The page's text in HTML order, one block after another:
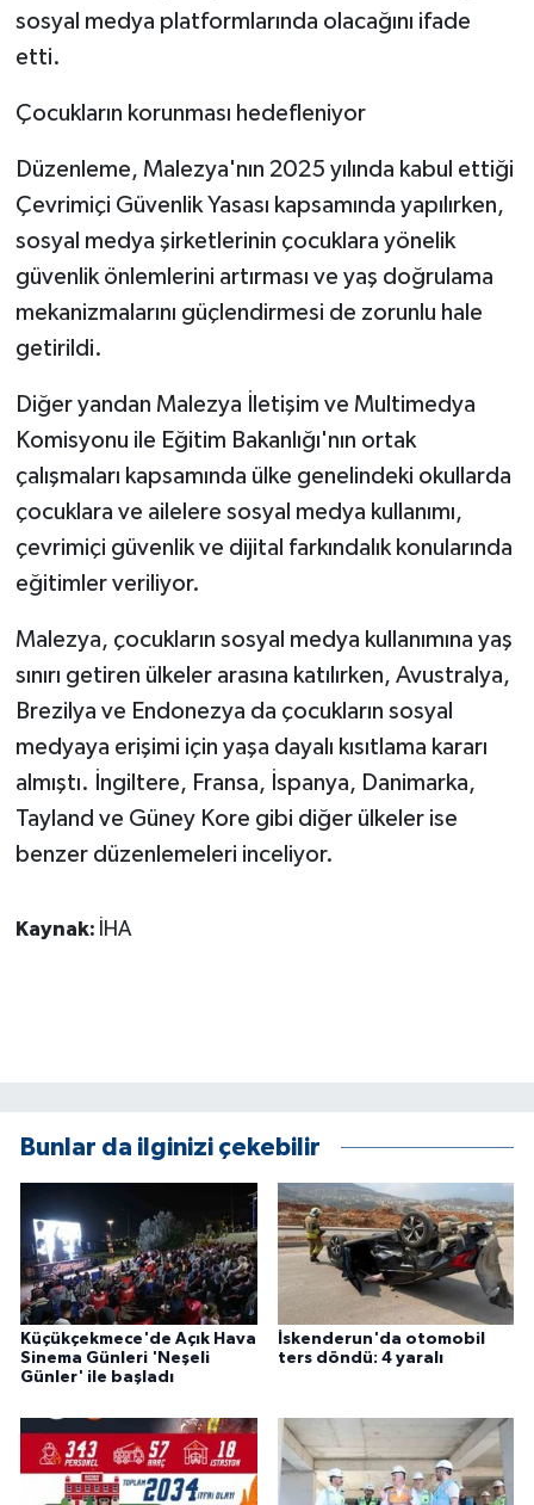
sosyal medya platformlarında olacağını ifade
etti.
Çocukların korunması hedefleniyor
Düzenleme, Malezya'nın 2025 yılında kabul ettiği
Çevrimiçi Güvenlik Yasası kapsamında yapılırken,
sosyal medya şirketlerinin çocuklara yönelik
güvenlik önlemlerini artırması ve yaş doğrulama
mekanizmalarını güçlendirmesi de zorunlu hale
getirildi.
Diğer yandan Malezya İletişim ve Multimedya
Komisyonu ile Eğitim Bakanlığı'nın ortak
çalışmaları kapsamında ülke genelindeki okullarda
çocuklara ve ailelere sosyal medya kullanımı,
çevrimiçi güvenlik ve dijital farkındalık konularında
eğitimler veriliyor.
Malezya, çocukların sosyal medya kullanımına yaş
sınırı getiren ülkeler arasına katılırken, Avustralya,
Brezilya ve Endonezya da çocukların sosyal
medyaya erişimi için yaşa dayalı kısıtlama kararı
almıştı. İngiltere, Fransa, İspanya, Danimarka,
Tayland ve Güney Kore gibi diğer ülkeler ise
benzer düzenlemeleri inceliyor.
Kaynak: İHA
Bunlar da ilginizi çekebilir
Küçükçekmece'de Açık Hava
Sinema Günleri 'Neşeli
Günler' ile başladı
İskenderun'da otomobil
ters döndü: 4 yaralı